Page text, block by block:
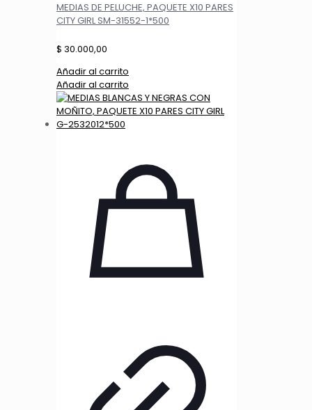
MEDIAS DE PELUCHE, PAQUETE X10 PARES
CITY GIRL SM-31552-1*500
$ 30.000,00
Añadir al carrito
Añadir al carrito